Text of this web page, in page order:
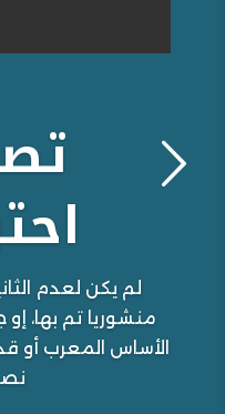
لم يكن لعدم
منشوريا تم بها،
الأساس المعرب أو